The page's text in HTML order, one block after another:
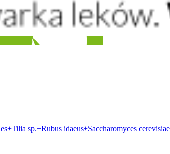
sp.+Rubus idaeus+Saccharomyces cerevisiae